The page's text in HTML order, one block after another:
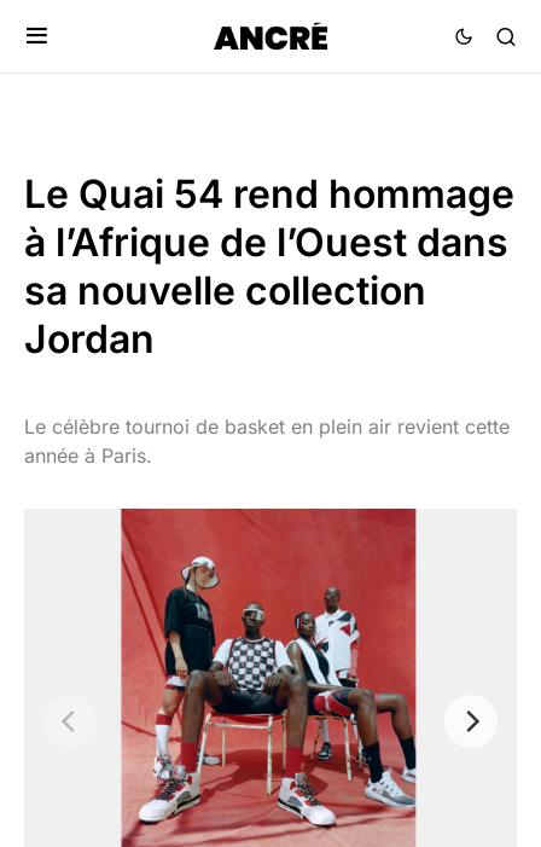
Le Quai 54 rend hommage
à l’Afrique de l’Ouest dans
sa nouvelle collection
Jordan
Le célèbre tournoi de basket en plein air revient cette
année à Paris.